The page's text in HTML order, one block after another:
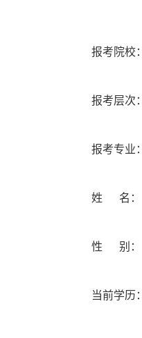
报考院校：
报考层次：
报考专业：
姓 名：
性 别：
当前学历：